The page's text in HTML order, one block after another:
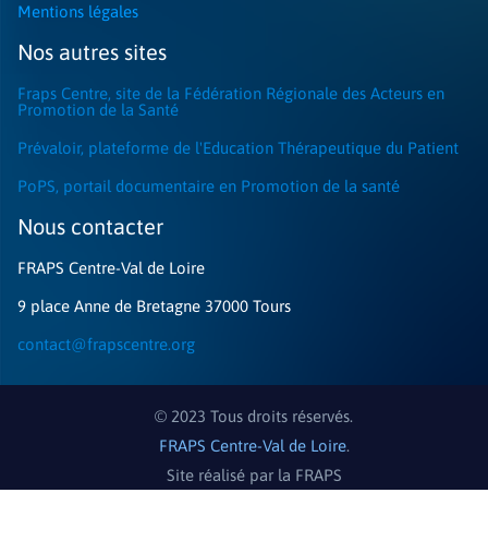
Mentions légales
Nos autres sites
Fraps Centre, site de la Fédération Régionale des Acteurs en
Promotion de la Santé
Prévaloir, plateforme de l'Education Thérapeutique du Patient
PoPS, portail documentaire en Promotion de la santé
Nous contacter​
FRAPS Centre-Val de Loire
9 place Anne de Bretagne 37000 Tours
contact@frapscentre.org
© 2023 Tous droits réservés.
FRAPS Centre-Val de Loire.
Site réalisé par la FRAPS